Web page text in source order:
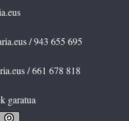
/ 943 655 695
/ 661 678 818
garatua